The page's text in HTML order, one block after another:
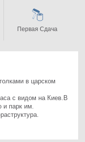
в царском
с видом на Киев.В
Первая Сдача